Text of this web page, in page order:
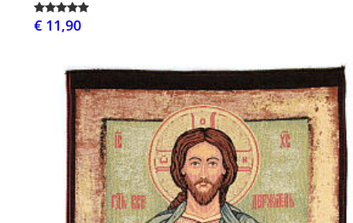
€ 11,90